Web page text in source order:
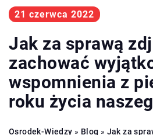
21 czerwca 2022
Jak za sprawą
zachować
wspomnienia z
roku życia
Osrodek-Wiedzy » Blog » Jak za